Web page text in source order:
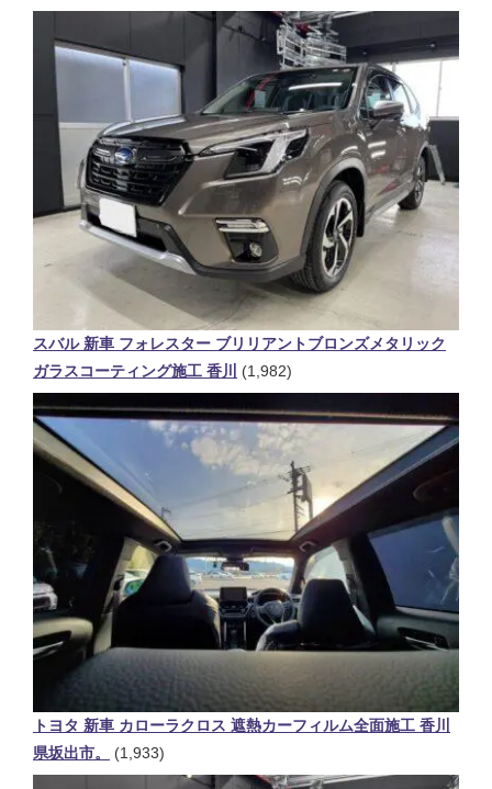
スバル 新車 フォレスター ブリリアントブロンズメタリック
ガラスコーティング施工 香川
(1,982)
トヨタ 新車 カローラクロス 遮熱カーフィルム全面施工 香川
県坂出市。
(1,933)